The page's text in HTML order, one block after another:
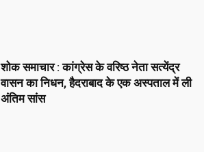
शोक समाचार : कांग्रेस के वरिष्ठ नेता सत्येंद्र
वासन का निधन, हैदराबाद के एक अस्पताल में ली
अंतिम सांस